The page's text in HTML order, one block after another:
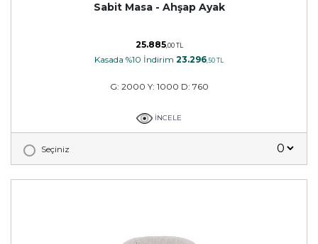
Sabit Masa - Ahşap Ayak
25.885,00 TL
Kasada %10 İndirim 23.296,50 TL
G: 2000 Y: 1000 D: 760
İNCELE
Seçiniz